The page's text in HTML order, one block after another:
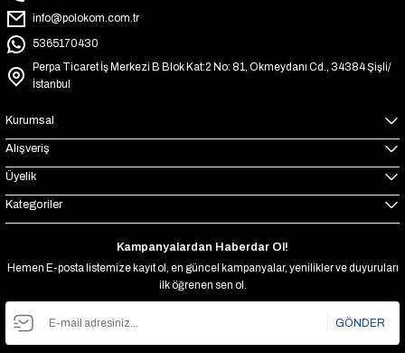
info@polokom.com.tr
5365170430
Perpa Ticaret İş Merkezi B Blok Kat:2 No: 81, Okmeydanı Cd., 34384 Şişli/
İstanbul
Kurumsal
Alışveriş
Üyelik
Kategoriler
Kampanyalardan Haberdar Ol!
Hemen E-posta listemize kayıt ol, en güncel kampanyalar, yenilikler ve duyuruları
ilk öğrenen sen ol.
GÖNDER